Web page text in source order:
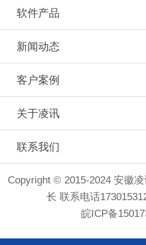
软件产品
新闻动态
客户案例
关于凌讯
联系我们
Copyright © 2015-2024 安徽
长 联系电话
皖ICP备